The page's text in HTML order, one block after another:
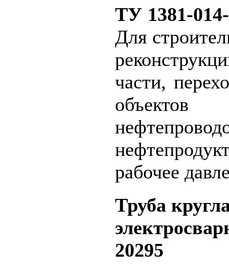
ТУ 1381-
Для
части,
объектов
рабочее
Труба
20295